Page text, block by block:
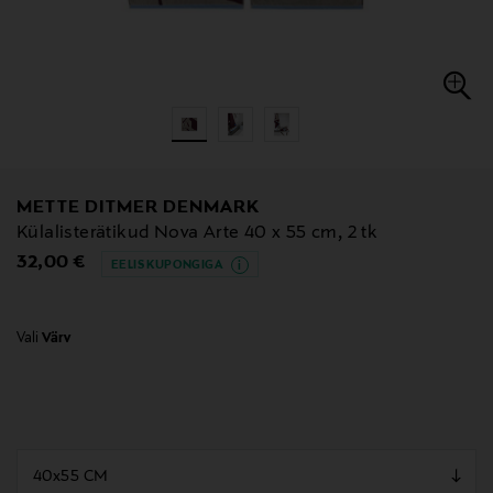
METTE DITMER DENMARK
Külalisterätikud Nova Arte 40 x 55 cm, 2 tk
Original Price
32,00 € EELIS KUPONGIGA
Vali Värv